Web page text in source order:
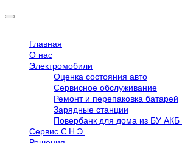
Главная
О нас
Электромобили
Оценка состояния авто
Сервисное обслуживание
Ремонт и перепаковка батарей
Зарядные станции
Повербанк для дома из БУ АКБ
Сервис С.Н.Э.